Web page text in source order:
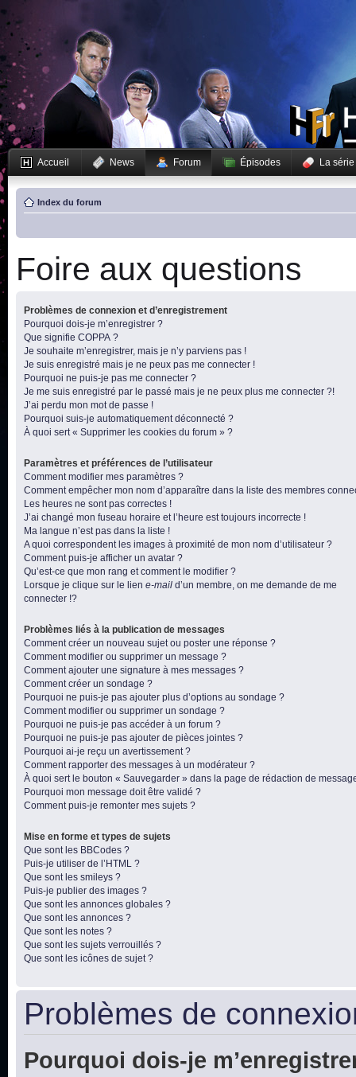
Accueil News Forum Épisodes La série
Index du forum
Foire aux questions
Problèmes de connexion et d’enregistrement
Pourquoi dois-je m’enregistrer ?
Que signifie COPPA ?
Je souhaite m’enregistrer, mais je n’y parviens pas !
Je suis enregistré mais je ne peux pas me connecter !
Pourquoi ne puis-je pas me connecter ?
Je me suis enregistré par le passé mais je ne peux plus me connecter ?!
J’ai perdu mon mot de passe !
Pourquoi suis-je automatiquement déconnecté ?
À quoi sert « Supprimer les cookies du forum » ?
Paramètres et préférences de l’utilisateur
Comment modifier mes paramètres ?
Comment empêcher mon nom d’apparaître dans la liste des membres
Les heures ne sont pas correctes !
J’ai changé mon fuseau horaire et l’heure est toujours incorrecte !
Ma langue n’est pas dans la liste !
A quoi correspondent les images à proximité de mon nom d’utilisateur ?
Comment puis-je afficher un avatar ?
Qu’est-ce que mon rang et comment le modifier ?
Lorsque je clique sur le lien e-mail d’un membre, on me demande de me
connecter !?
Problèmes liés à la publication de messages
Comment créer un nouveau sujet ou poster une réponse ?
Comment modifier ou supprimer un message ?
Comment ajouter une signature à mes messages ?
Comment créer un sondage ?
Pourquoi ne puis-je pas ajouter plus d’options au sondage ?
Comment modifier ou supprimer un sondage ?
Pourquoi ne puis-je pas accéder à un forum ?
Pourquoi ne puis-je pas ajouter de pièces jointes ?
Pourquoi ai-je reçu un avertissement ?
Comment rapporter des messages à un modérateur ?
À quoi sert le bouton « Sauvegarder » dans la page de rédaction de
Pourquoi mon message doit être validé ?
Comment puis-je remonter mes sujets ?
Mise en forme et types de sujets
Que sont les BBCodes ?
Puis-je utiliser de l’HTML ?
Que sont les smileys ?
Puis-je publier des images ?
Que sont les annonces globales ?
Que sont les annonces ?
Que sont les notes ?
Que sont les sujets verrouillés ?
Que sont les icônes de sujet ?
Problèmes de
Pourquoi dois-je